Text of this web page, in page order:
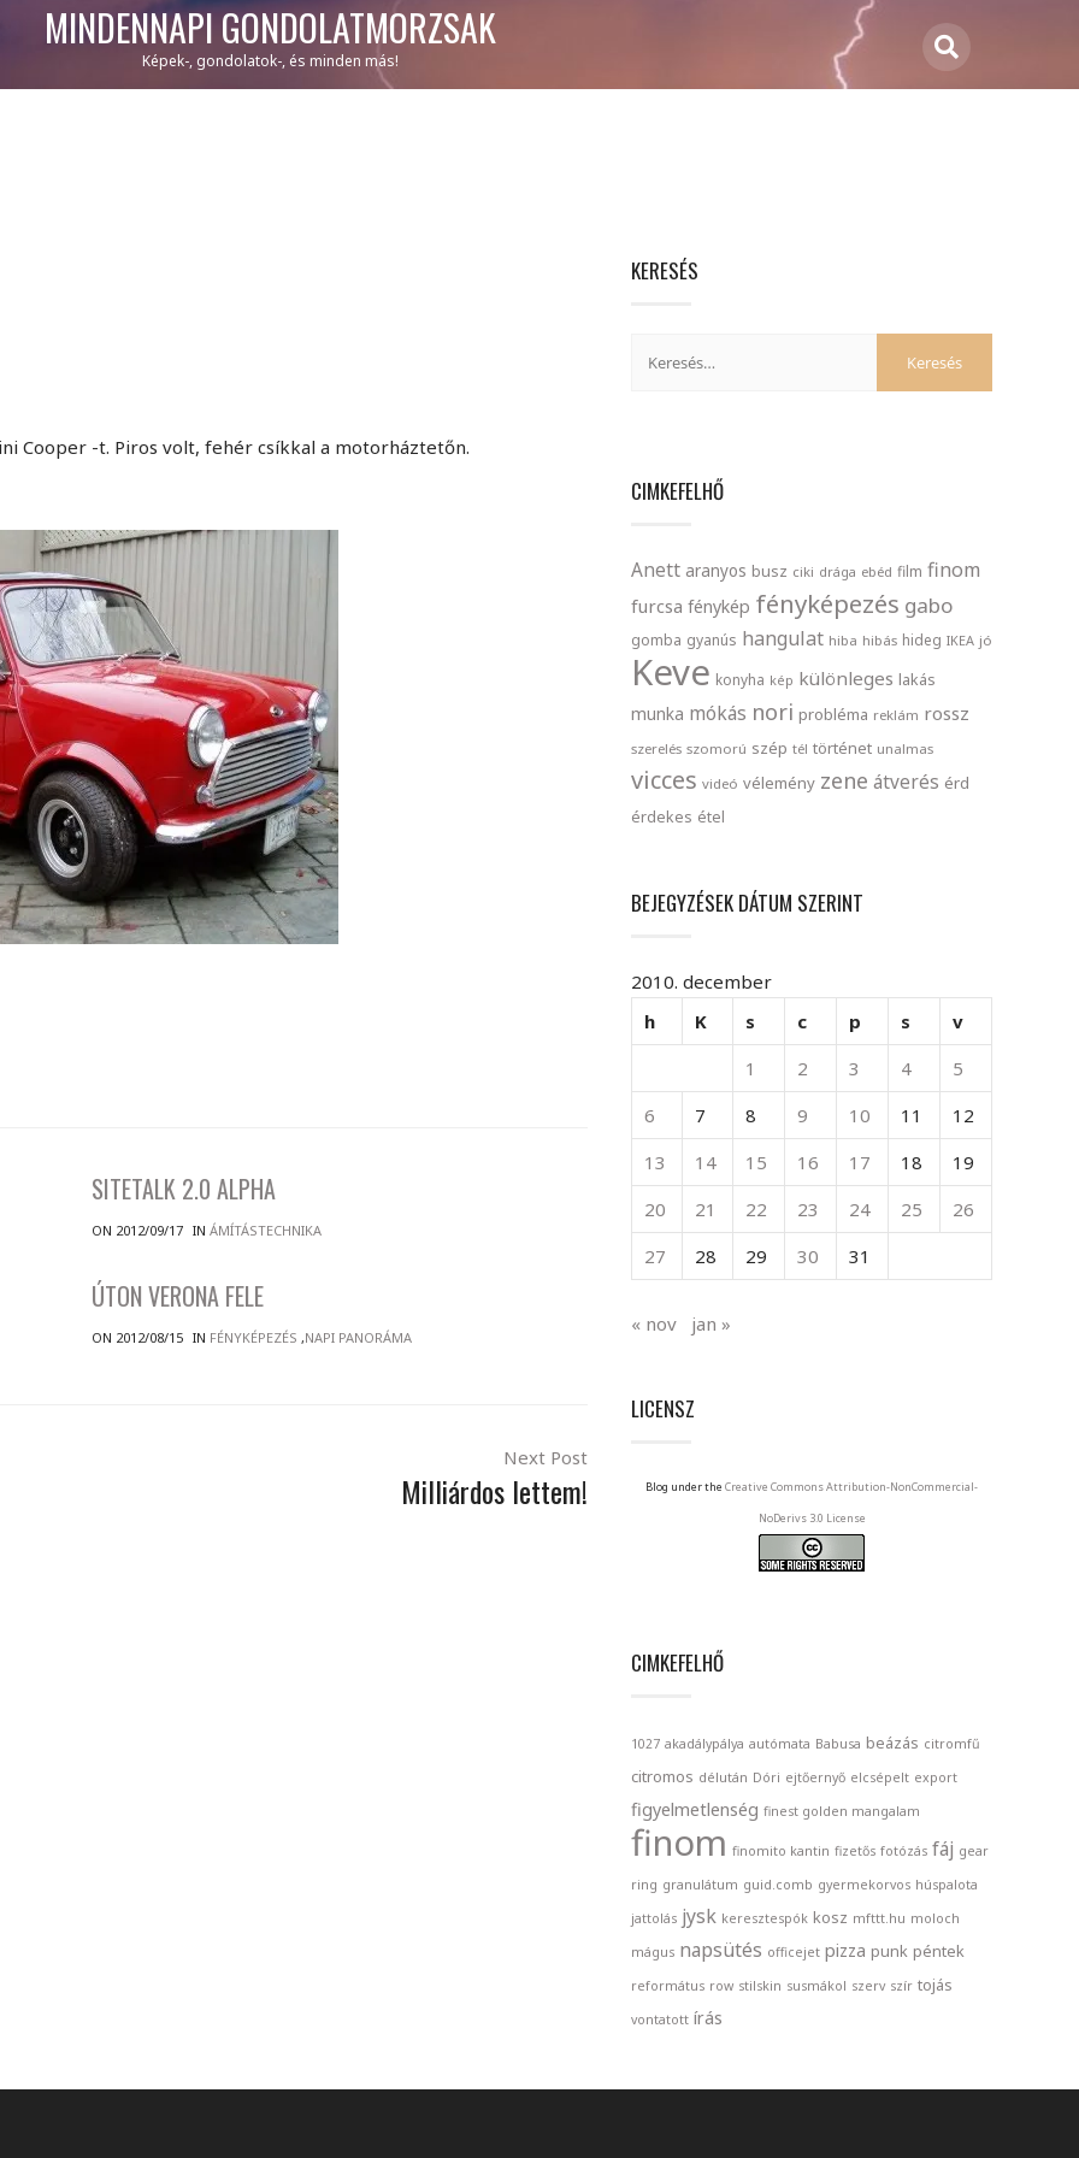
MINDENNAPI GONDOLATMORZSÁK
Képek-, gondolatok-, és minden más!
Cooper -t. Piros volt, fehér csíkkal a motorháztetőn.
SITETALK 2.0 ALPHA
ON 2012/09/17 INÁMÍTÁSTECHNIKA
ÚTON VERONA FELE
ON 2012/08/15 IN FÉNYKÉPEZÉS ,NAPI PANORÁMA
Next Post
Milliárdos lettem!
KERESÉS
CIMKEFELHŐ
Anett aranyos busz ciki drága ebéd film finom
furcsa fénykép fényképezés gabo
gomba gyanús hangulat hiba hibás hideg IKEA jó
Keve konyha kép különleges lakás
munka mókás nori probléma reklám rossz
szerelés szomorú szép tél történet unalmas
vicces videó vélemény zene átverés érd
érdekes étel
BEJEGYZÉSEK DÁTUM SZERINT
2010. december
h
K s c p s
v
1
2 3 4
5
6
7 8 9 10 11
12
13
14 15 16 17 18
19
20
21 22 23 24 25
26
27
28 29 30 31
« nov jan »
LICENSZ
Blog under the Creative Commons Attribution-NonCommercial-
NoDerivs 3.0 License
CIMKEFELHŐ
1027 akadálypálya autómata Babusa beázás citromfű
citromos délután Dóri ejtőernyő elcsépelt export
figyelmetlenség finest golden mangalam
finom finomito kantin fizetős fotózás fáj gear
ring granulátum guid.comb gyermekorvos húspalota
jattolás jysk keresztespók kosz mfttt.hu moloch
mágus napsütés officejet pizza punk péntek
református row stilskin susmákol szerv szír tojás
vontatott írás